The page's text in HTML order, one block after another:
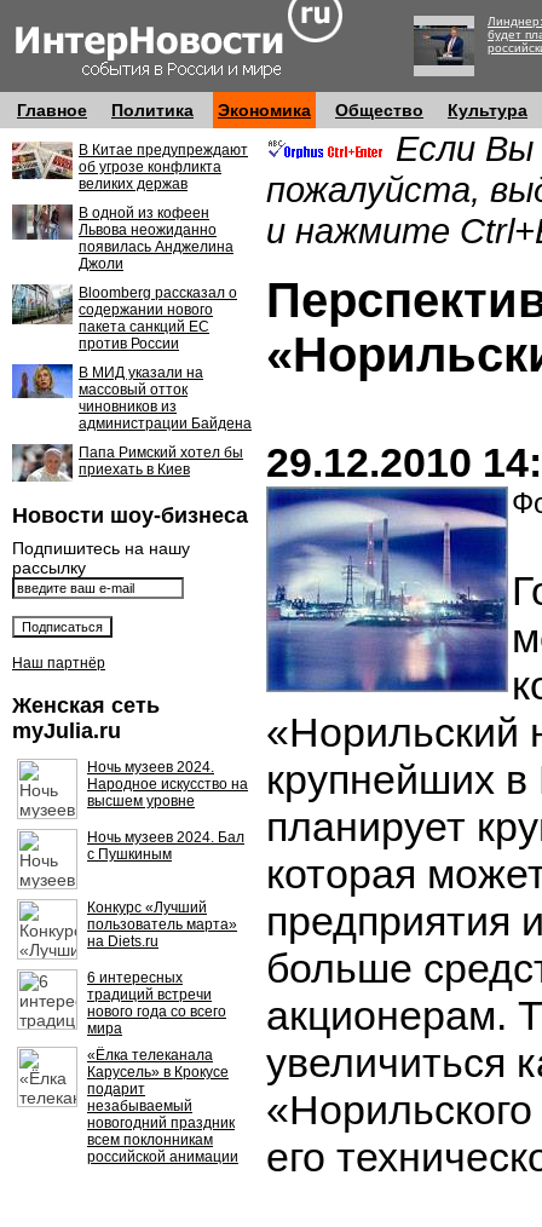
будет
Главное Политика Экономика Общество Культура
В Китае предупреждают
об угрозе конфликта
великих держав
В одной из кофеен
Львова неожиданно
появилась Анджелина
Джоли
Bloomberg рассказал о
содержании нового
пакета санкций ЕС
против России
В МИД указали на
массовый отток
чиновников из
администрации Байдена
Папа Римский хотел бы
приехать в Киев
Новости шоу-бизнеса
Подпишитесь на нашу
рассылку
Наш партнёр
Женская сеть
myJulia.ru
Ночь музеев 2024.
Народное искусство на
высшем уровне
Ночь музеев 2024. Бал
с Пушкиным
Конкурс «Лучший
пользователь марта»
на Diets.ru
6 интересных
традиций встречи
нового года со всего
мира
«Ёлка телеканала
Карусель» в Крокусе
подарит
незабываемый
новогодний праздник
всем поклонникам
российской анимации
Если Вы
пожалуйста,
и нажмите
29.12.2010
«Норильский
крупнейших в
планирует
которая
предприятия
больше
акционерам.
увеличиться
его